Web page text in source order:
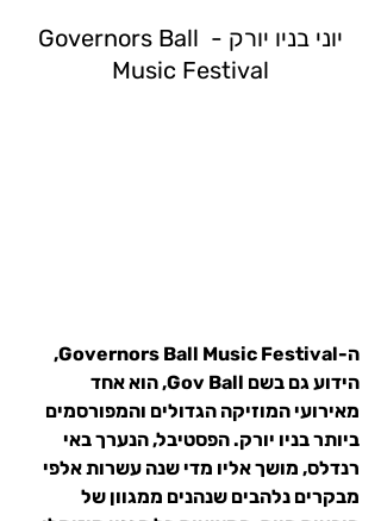
יוני בניו יורק - Governors Ball
Music Festival
ה-Governors Ball Music Festival,
הידוע גם בשם Gov Ball, הוא אחד
מאירועי המוזיקה הגדולים והמפורסמים
ביותר בניו יורק. הפסטיבל, הנערך באי
רנדלס, מושך אליו מדי שנה עשרות אלפי
מבקרים נלהבים שנהנים ממגוון של